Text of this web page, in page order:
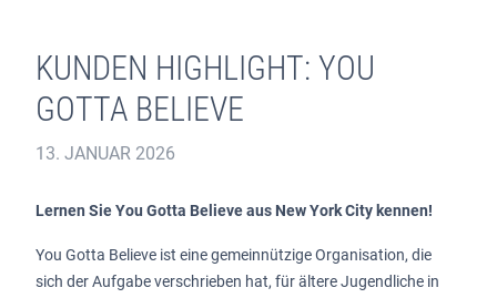
KUNDEN HIGHLIGHT: YOU
GOTTA BELIEVE
13. JANUAR 2026
Lernen Sie You Gotta Believe aus New York City kennen!
You Gotta Believe ist eine gemeinnützige Organisation, die
sich der Aufgabe verschrieben hat, für ältere Jugendliche in